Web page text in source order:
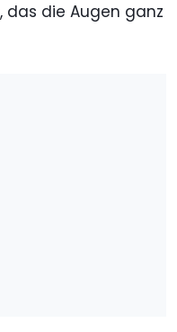
das die Augen ganz